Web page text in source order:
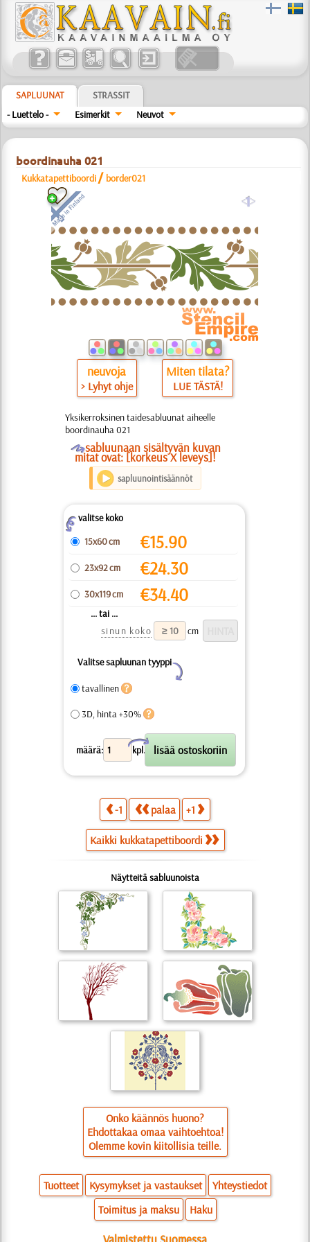
SAPLUUNAT
STRASSIT
- Luettelo -
Esimerkit Neuvot
boordinauha 021
Kukkatapettiboordi / border021
a
neuvoja
> Lyhyt ohje
Miten tilata?
LUE TÄSTÄ!
Yksikerroksinen taidesabluunat aiheelle
boordinauha 021
Osabluunaan sisältyvän kuvan
mitat ovat: [korkeus X leveys]!
sapluunointisäännöt
Zvalitse koko
15x60 cm
€15.90
23x92 cm €24.30
30x119 cm €34.40
... tai ...
sinun koko
cm
Valitse sapluunan tyyppi
Y
tavallinen
3D, hinta +30%
määrä: kpl.
X
-1 palaa +1
Kaikki kukkatapettiboordi
Näytteitä sabluunoista
Onko käännös huono?
Ehdottakaa omaa vaihtoehtoa!
Olemme kovin kiitollisia teille.
Tuotteet Kysymykset ja vastaukset
Yhteystiedot
Toimitus ja maksu
Haku
Valmistettu Suomessa